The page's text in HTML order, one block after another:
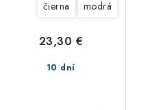
čierna modrá
10 dní
23,30 €